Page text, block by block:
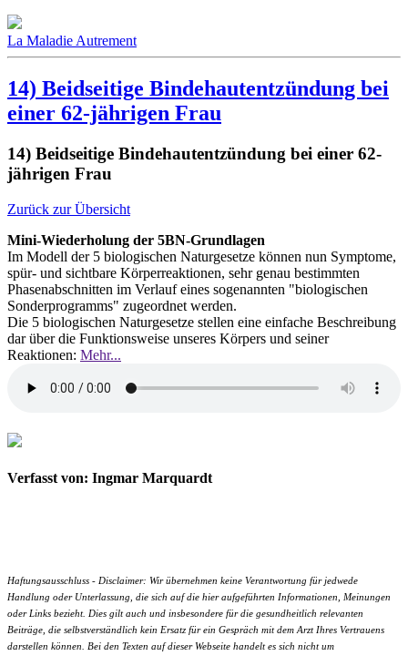
La Maladie Autrement
14) Beidseitige Bindehautentzündung bei
einer 62-jährigen Frau
14) Beidseitige Bindehautentzündung bei einer 62-
jährigen Frau
Zurück zur Übersicht
Mini-Wiederholung der 5BN-Grundlagen
Im Modell der 5 biologischen Naturgesetze können nun Symptome,
spür- und sichtbare Körperreaktionen, sehr genau bestimmten
Phasenabschnitten im Verlauf eines sogenannten "biologischen
Sonderprogramms" zugeordnet werden.
Die 5 biologischen Naturgesetze stellen eine einfache Beschreibung
dar über die Funktionsweise unseres Körpers und seiner
Reaktionen: Mehr...
Verfasst von: Ingmar Marquardt
Haftungsausschluss - Disclaimer: Wir übernehmen keine Verantwortung für jedwede
Handlung oder Unterlassung, die sich auf die hier aufgeführten Informationen, Meinungen
oder Links bezieht. Dies gilt auch und insbesondere für die gesundheitlich relevanten
Beiträge, die selbstverständlich kein Ersatz für ein Gespräch mit dem Arzt Ihres Vertrauens
darstellen können. Bei den Texten auf dieser Webseite handelt es sich nicht um